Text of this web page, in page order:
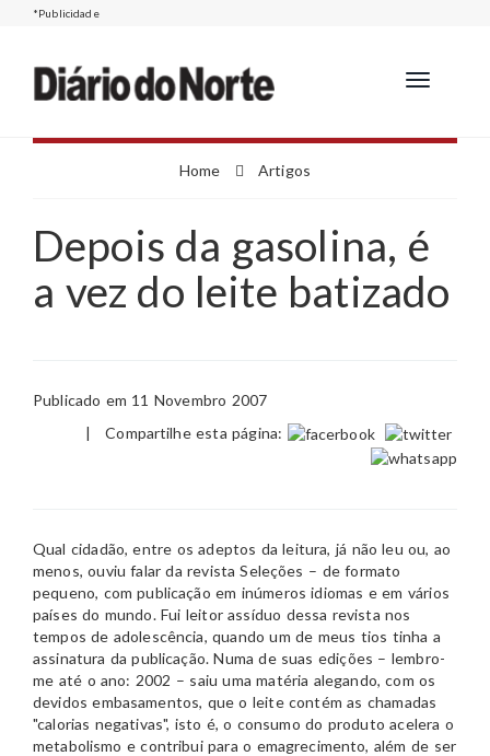
*Publicidade
Toggle
Home Artigos
Depois da gasolina, é
a vez do leite batizado
Publicado em 11 Novembro 2007
|Compartilhe esta página:
Qual cidadão, entre os adeptos da leitura, já não leu ou, ao
menos, ouviu falar da revista Seleções – de formato
pequeno, com publicação em inúmeros idiomas e em vários
países do mundo. Fui leitor assíduo dessa revista nos
tempos de adolescência, quando um de meus tios tinha a
assinatura da publicação. Numa de suas edições – lembro-
me até o ano: 2002 – saiu uma matéria alegando, com os
devidos embasamentos, que o leite contém as chamadas
"calorias negativas", isto é, o consumo do produto acelera o
metabolismo e contribui para o emagrecimento, além de ser